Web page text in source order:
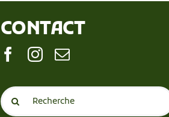
CONTACT
Search
for: